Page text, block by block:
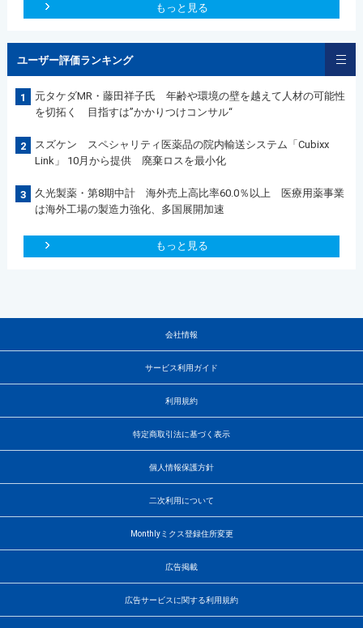
もっと見る
ユーザー評価ランキング
1
元タケダMR・藤田祥子氏 年齢や環境の壁を越えて人材の可能性
を切拓く 目指すは”かかりつけコンサル“
2
スズケン スペシャリティ医薬品の院内輸送システム「Cubixx
Link」 10月から提供 廃棄ロスを最小化
3
久光製薬・第8期中計 海外売上高比率60.0％以上 医療用薬事業
は海外工場の製造力強化、多国展開加速
もっと見る
会社情報
サービス利用ガイド
利用規約
特定商取引法に基づく表示
個人情報保護方針
二次利用について
Monthlyミクス登録住所変更
広告掲載
広告サービスに関する利用規約